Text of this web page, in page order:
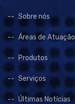
Sobre nós
Áreas de Atuação
Produtos
Serviços
Últimas Notícias